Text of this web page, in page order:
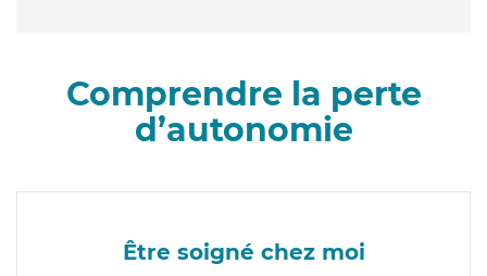
Comprendre la perte
d’autonomie
Être soigné chez moi